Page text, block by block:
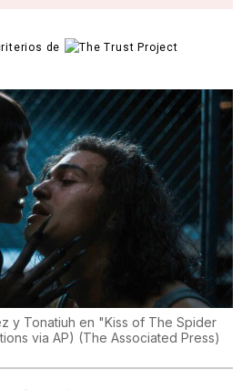
de
y Tonatiuh en "Kiss of The Spider
via AP) (The Associated Press)